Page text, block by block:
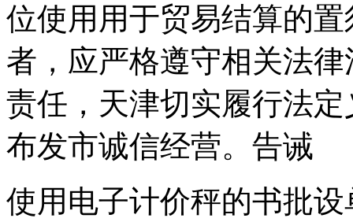
位使用用于贸易结算的
者，应严格遵守相关法
责任，天津切实履行法
布发市诚信经营。告诫
使用电子计价秤的书批